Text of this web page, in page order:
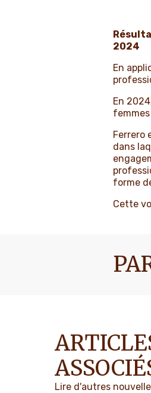
2024
En
En
Ferrero
dans
forme
Cette
Lire d'autres